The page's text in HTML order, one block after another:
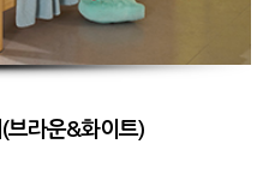
브라운&화이트)